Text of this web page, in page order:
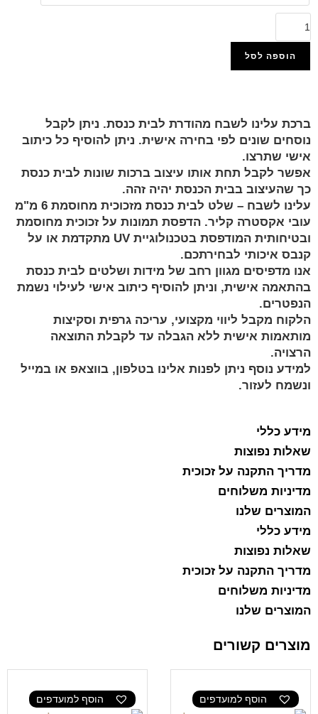
הוספה לסל
ברכת עלינו לשבח מהודרת לבית כנסת. ניתן לקבל
נוסחים שונים לפי בחירה אישית. ניתן להוסיף כל כיתוב
אישי שתרצו.
אפשר לקבל תחת אותו עיצוב ברכות שונות לבית כנסת
כך שהעיצוב בבית הכנסת יהיה זהה.
עלינו לשבח – שלט לבית כנסת מזכוכית מחוסמת 6 מ"מ
עובי אקסטרה קליר. הדפסת תמונות על זכוכית מחוסמת
ובטיחותית המודפסת בטכנולוגיית UV מתקדמת או על
קנבס איכותי לבחירתכם.
אנו מדפיסים מגוון רחב של מידות ושלטים לבית כנסת
בהתאמה אישית, וניתן להוסיף כיתוב אישי לעילוי נשמת
הנפטרים.
הלקוח מקבל ליווי מקצועי, עריכה גרפית וסקיצות
מותאמות אישית ללא הגבלה עד לקבלת התוצאה
הרצויה.
למידע נוסף ניתן לפנות אלינו בטלפון, בווצאפ או במייל
ונשמח לעזור.
מידע כללי
שאלות נפוצות
מדריך התקנה על זכוכית
מדיניות משלוחים
המוצרים שלנו
מידע כללי
שאלות נפוצות
מדריך התקנה על זכוכית
מדיניות משלוחים
המוצרים שלנו
מוצרים קשורים
הוסף למועדפים הוסף למועדפים